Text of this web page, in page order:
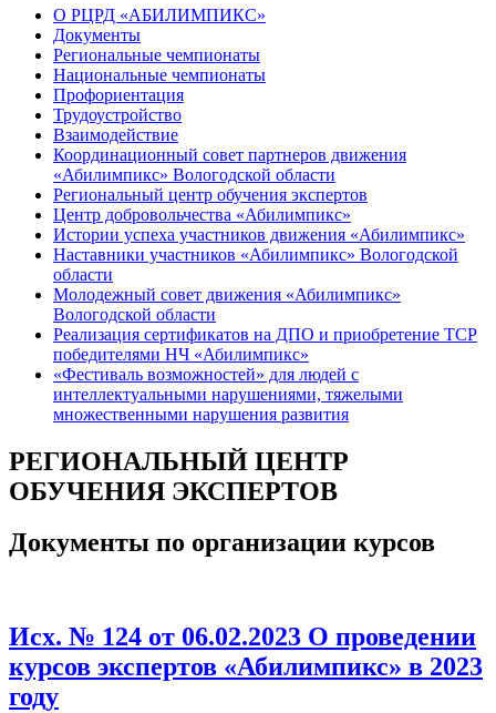
О РЦРД «АБИЛИМПИКС»
Документы
Региональные чемпионаты
Национальные чемпионаты
Профориентация
Трудоустройство
Взаимодействие
Координационный совет партнеров движения
«Абилимпикс» Вологодской области
Региональный центр обучения экспертов
Центр добровольчества «Абилимпикс»
Истории успеха участников движения «Абилимпикс»
Наставники участников «Абилимпикс» Вологодской
области
Молодежный совет движения «Абилимпикс»
Вологодской области
Реализация сертификатов на ДПО и приобретение ТСР
победителями НЧ «Абилимпикс»
«Фестиваль возможностей» для людей с
интеллектуальными нарушениями, тяжелыми
множественными нарушения развития
РЕГИОНАЛЬНЫЙ ЦЕНТР
ОБУЧЕНИЯ ЭКСПЕРТОВ
Документы по организации курсов
Исх. № 124 от 06.02.2023 О проведении
курсов экспертов «Абилимпикс» в 2023
году